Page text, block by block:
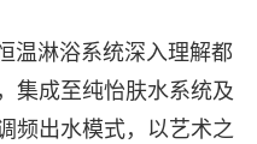
温淋浴系统深入理解都
集成至纯怡肤水系统及
频出水模式，以艺术之